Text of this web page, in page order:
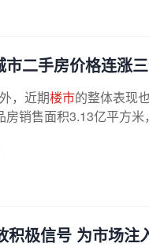
二手房价格连涨
，近期楼市的整体表现
销售面积3.13亿平方
积极信号 为市场注